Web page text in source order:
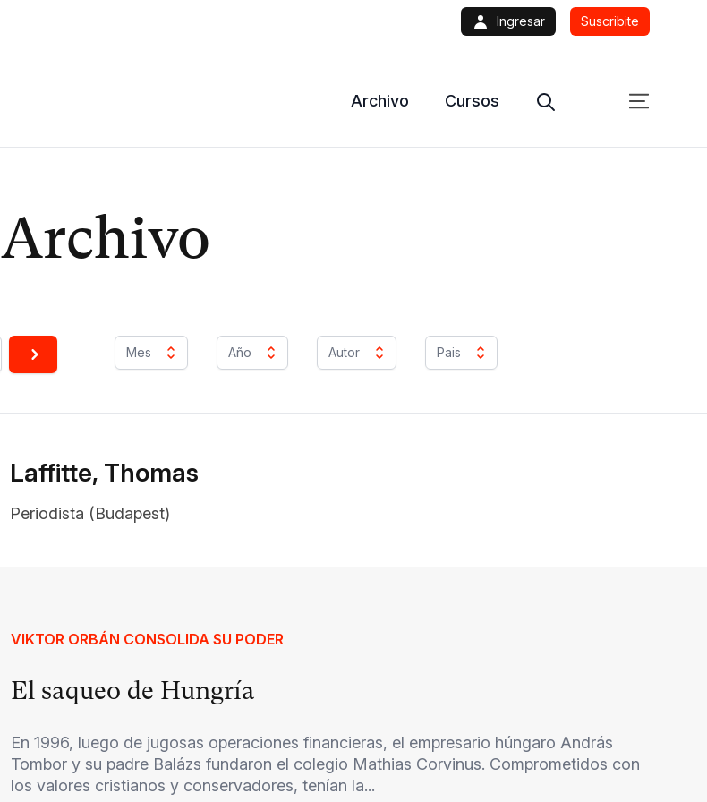
Ingresar Suscribite
Archivo Cursos
Archivo
Mes Año Autor Pais
Laffitte, Thomas
Periodista (Budapest)
VIKTOR ORBÁN CONSOLIDA SU PODER
El saqueo de Hungría
En 1996, luego de jugosas operaciones financieras, el empresario húngaro András
Tombor y su padre Balázs fundaron el colegio Mathias Corvinus. Comprometidos con
los valores cristianos y conservadores, tenían la...